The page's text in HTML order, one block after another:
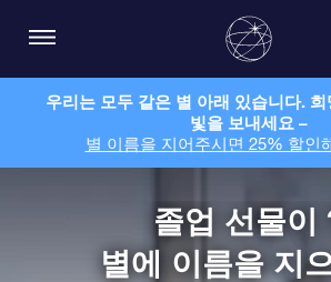
우리는 모두 같은 별 아래 있습니다.
빛을 보내세요 –
별 이름을 지어주시면 25% 할인
졸업 선물이
별에 이름을 지